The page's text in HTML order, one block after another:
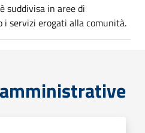
suddivisa in aree di
i servizi erogati alla comunità.